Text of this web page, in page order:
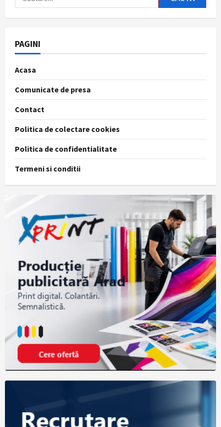
după:
PAGINI
Acasa
Comunicate de presa
Contact
Politica de colectare cookies
Politica de confidentialitate
Termeni si conditii